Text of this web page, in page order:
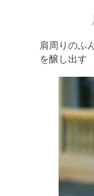
肩周りのふ
を醸し出す